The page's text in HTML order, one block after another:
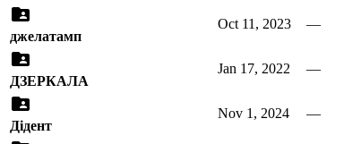
джелатамп
Oct 11, 2023 —
ДЗЕРКАЛА
Jan 17, 2022 —
Дідент
Nov 1, 2024 —